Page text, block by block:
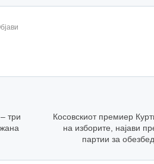
три
Косовскиот премиер
на изборите, најави
партии за